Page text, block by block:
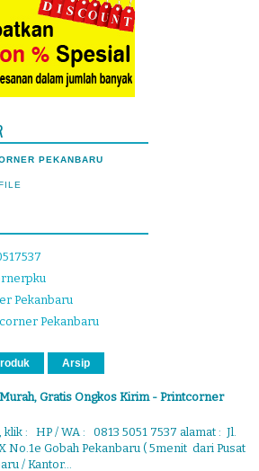
PEKANBARU
Pekanbaru
Pekanbaru
Arsip
Gratis Ongkos Kirim - Printcorner
klik : HP / WA : 0813 5051 7537 alamat : Jl.
No.1e Gobah Pekanbaru ( 5menit dari Pusat
/ Kantor...